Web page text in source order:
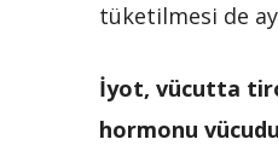
tüketilmesi de
İyot, vücutta
hormonu